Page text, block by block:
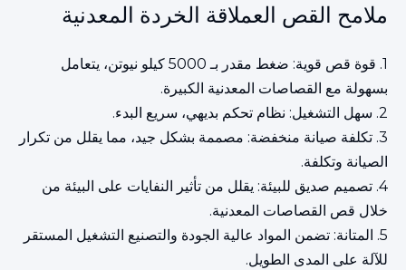
ملامح القص العملاقة الخردة المعدنية
1. قوة قص قوية: ضغط مقدر بـ 5000 كيلو نيوتن، يتعامل
بسهولة مع القصاصات المعدنية الكبيرة.
2. سهل التشغيل: نظام تحكم بديهي، سريع البدء.
3. تكلفة صيانة منخفضة: مصممة بشكل جيد، مما يقلل من تكرار
الصيانة وتكلفة.
4. تصميم صديق للبيئة: يقلل من تأثير النفايات على البيئة من
خلال قص القصاصات المعدنية.
5. المتانة: تضمن المواد عالية الجودة والتصنيع التشغيل المستقر
للآلة على المدى الطويل.